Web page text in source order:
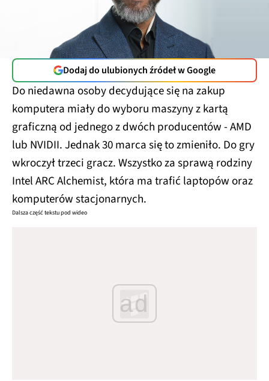
Dodaj do ulubionych źródeł w Google
Do niedawna osoby decydujące się na zakup
komputera miały do wyboru maszyny z kartą
graficzną od jednego z dwóch producentów - AMD
lub NVIDII. Jednak 30 marca się to zmieniło. Do gry
wkroczył trzeci gracz. Wszystko za sprawą rodziny
Intel ARC Alchemist, która ma trafić laptopów oraz
komputerów stacjonarnych.
Dalsza część tekstu pod wideo
ad